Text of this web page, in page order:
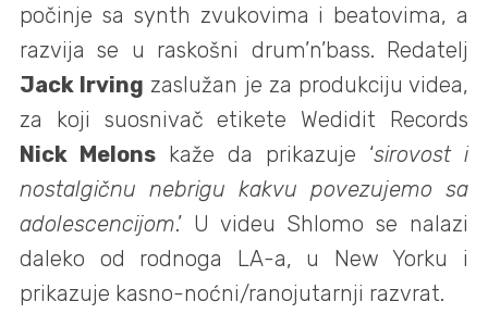
počinje sa synth zvukovima i beatovima, a
razvija se u raskošni drum’n’bass. Redatelj
Jack Irving zaslužan je za produkciju videa,
za koji suosnivač etikete Wedidit Records
Nick Melons kaže da prikazuje ‘sirovost i
nostalgičnu nebrigu kakvu povezujemo sa
adolescencijom.’ U videu Shlomo se nalazi
daleko od rodnoga LA-a, u New Yorku i
prikazuje kasno-noćni/ranojutarnji razvrat.